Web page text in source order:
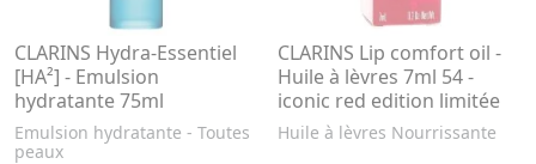
CLARINS Hydra-Essentiel
[HA²] - Emulsion
hydratante 75ml
Emulsion hydratante - Toutes
peaux
CLARINS Lip comfort oil -
Huile à lèvres 7ml 54 -
iconic red edition limitée
Huile à lèvres Nourrissante